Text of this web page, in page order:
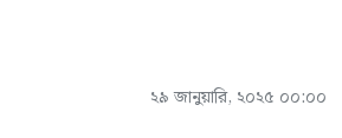
২৯ জানুয়ারি, ২০২৫ ০০:০০